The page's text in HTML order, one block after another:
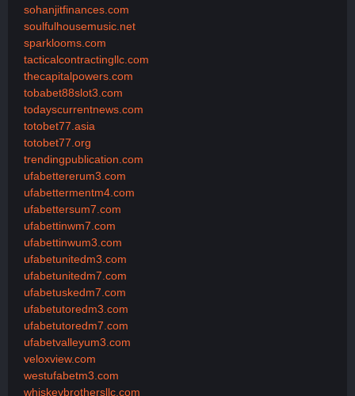
sohanjitfinances.com
soulfulhousemusic.net
sparklooms.com
tacticalcontractingllc.com
thecapitalpowers.com
tobabet88slot3.com
todayscurrentnews.com
totobet77.asia
totobet77.org
trendingpublication.com
ufabettererum3.com
ufabettermentm4.com
ufabettersum7.com
ufabettinwm7.com
ufabettinwum3.com
ufabetunitedm3.com
ufabetunitedm7.com
ufabetuskedm7.com
ufabetutoredm3.com
ufabetutoredm7.com
ufabetvalleyum3.com
veloxview.com
westufabetm3.com
whiskeybrothersllc.com